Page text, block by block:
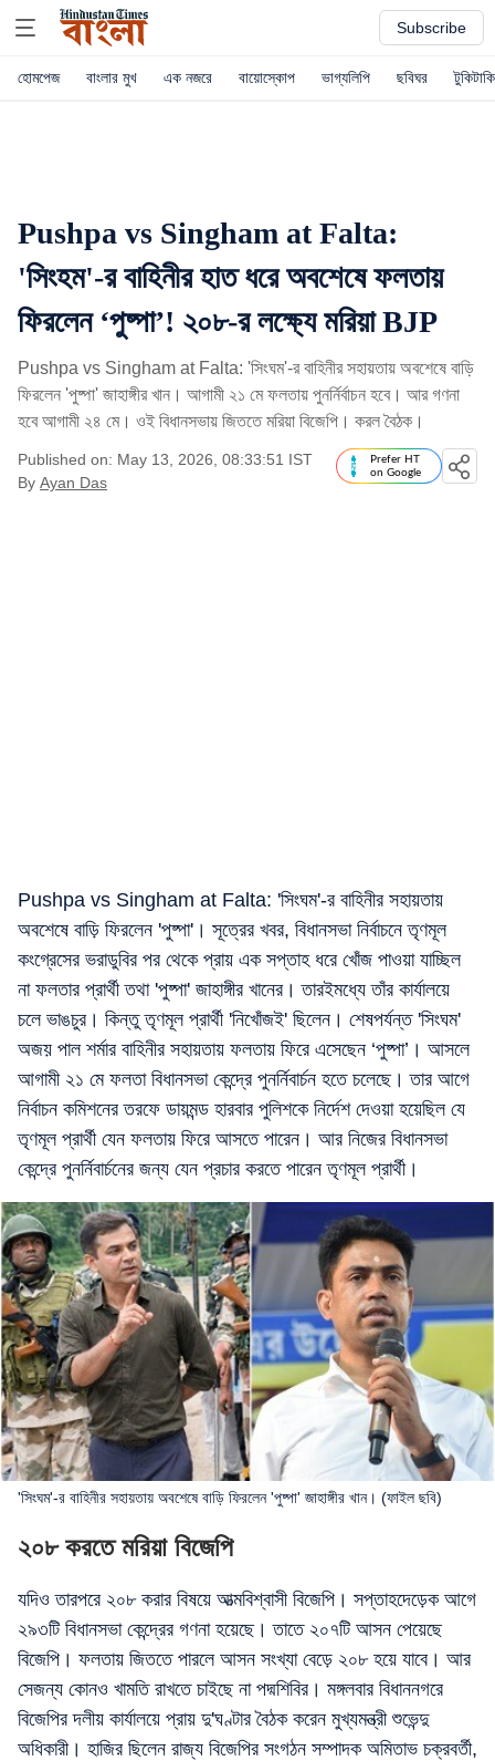
Subscribe
হোমপেজ বাংলার মুখ এক নজরে বায়োস্কোপ ভাগ্যলিপি ছবিঘর টুকিটাকি
Pushpa vs Singham at Falta:
'সিংহম'-র বাহিনীর হাত ধরে অবশেষে ফলতায়
ফিরলেন ‘পুষ্পা’! ২০৮-র লক্ষ্যে মরিয়া BJP
Pushpa vs Singham at Falta: 'সিংঘম'-র বাহিনীর সহায়তায় অবশেষে বাড়ি
ফিরলেন 'পুষ্পা' জাহাঙ্গীর খান। আগামী ২১ মে ফলতায় পুনর্নির্বাচন হবে। আর গণনা
হবে আগামী ২৪ মে। ওই বিধানসভায় জিততে মরিয়া বিজেপি। করল বৈঠক।
Published on: May 13, 2026, 08:33:51 IST
By Ayan Das
Prefer HT
on Google
Pushpa vs Singham at Falta: 'সিংঘম'-র বাহিনীর সহায়তায়
অবশেষে বাড়ি ফিরলেন 'পুষ্পা'। সূত্রের খবর, বিধানসভা নির্বাচনে তৃণমূল
কংগ্রেসের ভরাডুবির পর থেকে প্রায় এক সপ্তাহ ধরে খোঁজ পাওয়া যাচ্ছিল
না ফলতার প্রার্থী তথা 'পুষ্পা' জাহাঙ্গীর খানের। তারইমধ্যে তাঁর কার্যালয়ে
চলে ভাঙচুর। কিন্তু তৃণমূল প্রার্থী 'নিখোঁজই' ছিলেন। শেষপর্যন্ত 'সিংঘম'
অজয় পাল শর্মার বাহিনীর সহায়তায় ফলতায় ফিরে এসেছেন ‘পুষ্পা’। আসলে
আগামী ২১ মে ফলতা বিধানসভা কেন্দ্রে পুনর্নিবার্চন হতে চলেছে। তার আগে
নির্বাচন কমিশনের তরফে ডায়মন্ড হারবার পুলিশকে নির্দেশ দেওয়া হয়েছিল যে
তৃণমূল প্রার্থী যেন ফলতায় ফিরে আসতে পারেন। আর নিজের বিধানসভা
কেন্দ্রে পুনর্নিবার্চনের জন্য যেন প্রচার করতে পারেন তৃণমূল প্রার্থী।
'সিংঘম'-র বাহিনীর সহায়তায় অবশেষে বাড়ি ফিরলেন 'পুষ্পা' জাহাঙ্গীর খান। (ফাইল ছবি)
২০৮ করতে মরিয়া বিজেপি
যদিও তারপরে ২০৮ করার বিষয়ে আত্মবিশ্বাসী বিজেপি। সপ্তাহদেড়েক আগে
২৯৩টি বিধানসভা কেন্দ্রের গণনা হয়েছে। তাতে ২০৭টি আসন পেয়েছে
বিজেপি। ফলতায় জিততে পারলে আসন সংখ্যা বেড়ে ২০৮ হয়ে যাবে। আর
সেজন্য কোনও খামতি রাখতে চাইছে না পদ্মশিবির। মঙ্গলবার বিধাননগরে
বিজেপির দলীয় কার্যালয়ে প্রায় দু'ঘণ্টার বৈঠক করেন মুখ্যমন্ত্রী শুভেন্দু
অধিকারী। হাজির ছিলেন রাজ্য বিজেপির সংগঠন সম্পাদক অমিতাভ চক্রবর্তী,